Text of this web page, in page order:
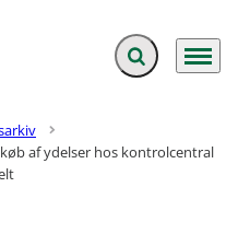
Fold søgefelt ud
Menu
af ydelser hos kontrolcentral